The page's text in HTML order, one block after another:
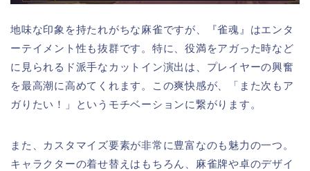
地味な印象を持たれがちな麻雀ですが、『雀魂』はエンタ
ーテイメント性も抜群です。特に、役満をアガった時など
に見られるド派手なカットイン演出は、プレイヤーの興奮
を最高潮に高めてくれます。この爽快感が、「また次もア
ガりたい！」というモチベーションに繋がります。
また、カスタマイズ要素が非常に豊富なのも魅力の一つ。
キャラクターの着せ替えはもちろん、麻雀牌や卓のデザイ